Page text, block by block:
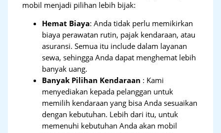
mobil menjadi pilihan lebih bijak:
Hemat Biaya: Anda tidak perlu memikirkan
biaya perawatan rutin, pajak kendaraan, atau
asuransi. Semua itu include dalam layanan
sewa, sehingga Anda dapat menghemat lebih
banyak uang.
Banyak Pilihan Kendaraan : Kami
menyediakan kepada pelanggan untuk
memilih kendaraan yang bisa Anda sesuaikan
dengan kebutuhan. Lebih dari itu, untuk
memenuhi kebutuhan Anda akan mobil